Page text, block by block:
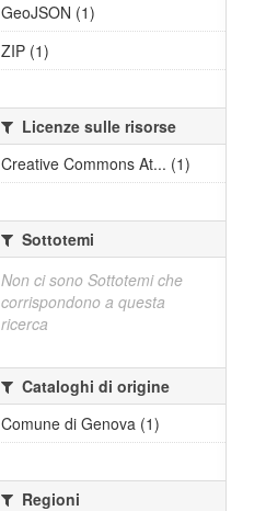
GeoJSON (1)
ZIP (1)
Licenze sulle risorse
Creative Commons At... (1)
Sottotemi
Non ci sono Sottotemi che
corrispondono a questa
ricerca
Cataloghi di origine
Comune di Genova (1)
Regioni